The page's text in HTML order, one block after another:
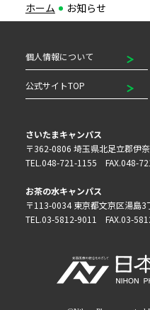
ホーム お知らせ
個人情報について
公式サイトTOP
さいたまキャンパス
〒362-0806 埼玉県北足立郡伊
TEL.048-721-1155 FAX.048-
お茶の水キャンパス
〒113-0034 東京都文京区湯島3
TEL.03-5812-9011 FAX.03-